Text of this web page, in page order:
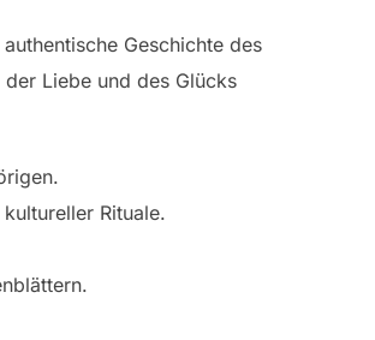
Geschichte des
Liebe und des Glücks
Rituale.